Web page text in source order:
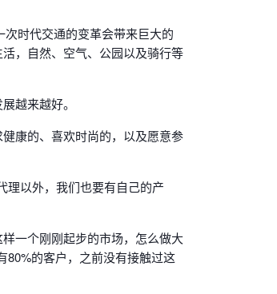
时代交通的变革会带来巨大的
，自然、空气、公园以及骑行等
越来越好。
康的、喜欢时尚的，以及愿意参
理以外，我们也要有自己的产
一个刚刚起步的市场，怎么做大
80%的客户，之前没有接触过这